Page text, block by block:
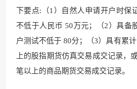
下要点:（1）自然人申请开户时保
不低于人民币 50万元；（2）具备
户测试不低于 80分；（3）具有累
上的股指期货仿真交易成交记录，
笔以上的商品期货交易成交记录。